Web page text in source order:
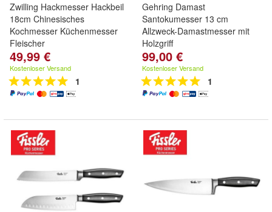
Zwilling Hackmesser Hackbeil
18cm Chinesisches
Kochmesser Küchenmesser
Fleischer
49,99 €
Kostenloser Versand
1
Gehring Damast
Santokumesser 13 cm
Allzweck-Damastmesser mit
Holzgriff
99,00 €
Kostenloser Versand
1